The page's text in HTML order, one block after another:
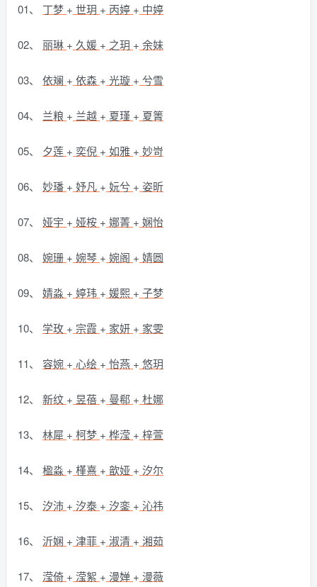
01、 丁梦 + 世玥 + 丙婷 + 中婷
02、 丽琳 + 久媛 + 之玥 + 余妹
03、 依斓 + 依森 + 光璇 + 兮雪
04、 兰粮 + 兰越 + 夏瑾 + 夏箐
05、 夕莲 + 奕倪 + 如雅 + 妙岢
06、 妙璠 + 妤凡 + 妧兮 + 姿昕
07、 娅宇 + 娅桉 + 娜菁 + 娴怡
08、 婉珊 + 婉琴 + 婉阁 + 婧圆
09、 婧淼 + 婷玮 + 媛熙 + 子梦
10、 学玫 + 宗霞 + 家妍 + 家雯
11、 容婉 + 心绘 + 怡燕 + 悠玥
12、 新纹 + 昱蓓 + 曼郗 + 杜娜
13、 林犀 + 柯梦 + 桦滢 + 梓萱
14、 楹淼 + 槿熹 + 歆娅 + 汐尔
15、 汐沛 + 汐泰 + 汐銮 + 沁祎
16、 沂娴 + 津菲 + 淑清 + 湘茹
17、 滢倚 + 滢絮 + 漫婵 + 漫薇